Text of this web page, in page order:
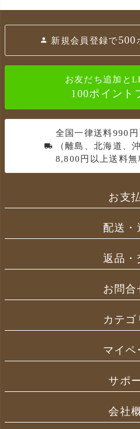
新規会員登録で500
お友だち追加と
100ポイント
全国一律送料990円
（離島、北海道、
8,800円以上送料無
お支
配送・
返品・
お問合
カテゴ
マイペ
サポ
会社